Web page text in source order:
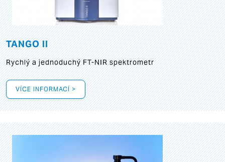
TANGO II
Rychlý a jednoduchý FT-NIR spektrometr
VÍCE INFORMACÍ >